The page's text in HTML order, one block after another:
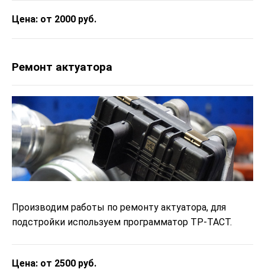
Цена: от 2000 руб.
Ремонт актуатора
Производим работы по ремонту актуатора, для
подстройки используем программатор ТР-ТАСТ.
Цена: от 2500 руб.